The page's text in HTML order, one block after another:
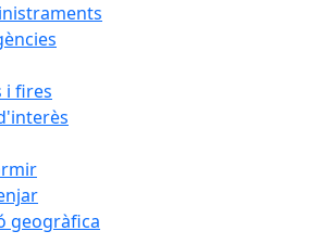
i fires
geogràfica